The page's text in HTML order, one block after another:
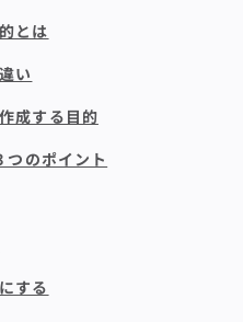
とは
い
成する目的
つのポイント
する